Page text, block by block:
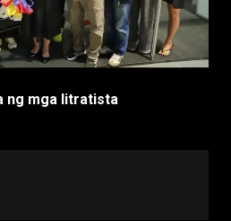
ng mga litratista